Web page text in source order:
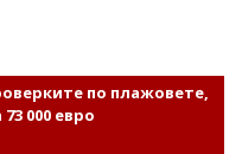
по плажовете,
000 евро